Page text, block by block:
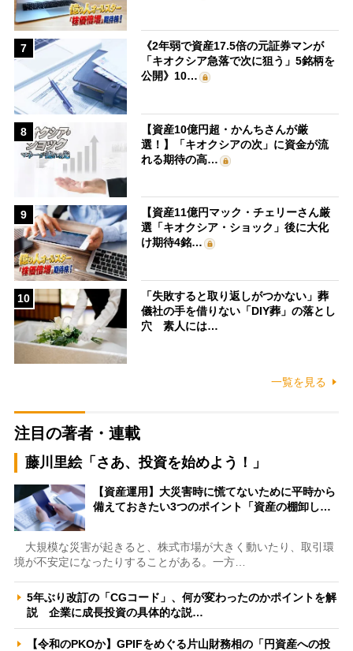
7
《2年弱で資産17.5倍の元証券マンが
「キオクシア急落で次に狙う」5銘柄を
公開》10…
8
【資産10億円超・かんちさんが厳
選！】「キオクシアの次」に資金が流
れる期待の高…
9
【資産11億円マック・チェリーさん厳
選「キオクシア・ショック」後に大化
け期待4銘…
10
「失敗すると取り返しがつかない」葬
儀社の手を借りない「DIY葬」の落とし
穴 素人には…
一覧を見る
注目の著者・連載
藤川里絵「さあ、投資を始めよう！」
【資産運用】大災害時に慌てないために平時から
備えておきたい3つのポイント「資産の棚卸し…
大規模な災害が起きると、株式市場が大きく動いたり、取引環
境が不安定になったりすることがある。一方…
5年ぶり改訂の「CGコード」、何が変わったのかポイントを解
説 企業に成長投資の具体的な説…
【令和のPKOか】GPIFをめぐる片山財務相の「円資産への投